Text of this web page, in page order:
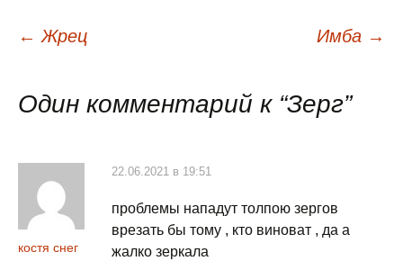
Навигация
по
← Жрец Имба →
Один комментарий к “Зерг”
костя снег
22.06.2021 в 19:51
проблемы нападут толпою зергов
врезать бы тому , кто виноват , да а
жалко зеркала